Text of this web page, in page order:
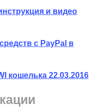
и видео
с PayPal в
кошелька 22.03.2016